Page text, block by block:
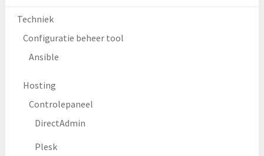
Techniek
Configuratie beheer tool
Ansible
Hosting
Controlepaneel
DirectAdmin
Plesk